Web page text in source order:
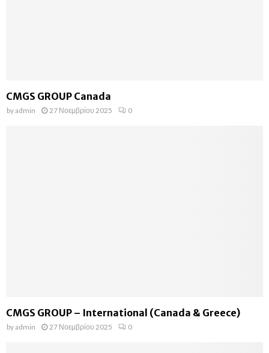
CMGS GROUP Canada
byadmin 27 Νοεμβρίου 2025 0
CMGS GROUP – International (Canada & Greece)
byadmin 27 Νοεμβρίου 2025 0